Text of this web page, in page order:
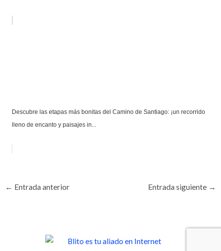
Descubre las etapas más bonitas del Camino de Santiago: ¡un recorrido
lleno de encanto y paisajes in...
← Entrada anterior Entrada siguiente →